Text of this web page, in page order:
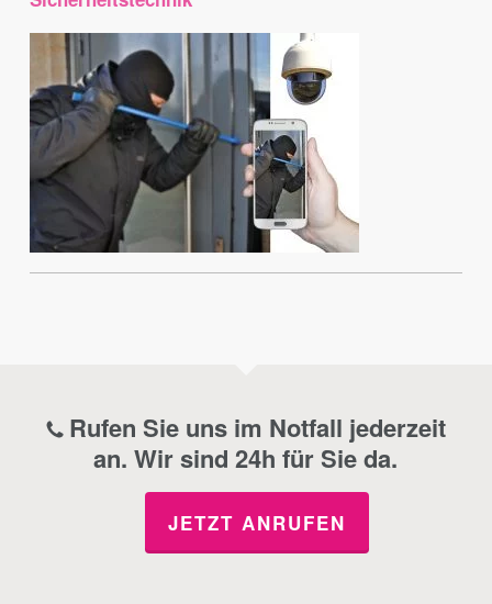
Rufen Sie uns im Notfall jederzeit
an. Wir sind 24h für Sie da.
JETZT ANRUFEN